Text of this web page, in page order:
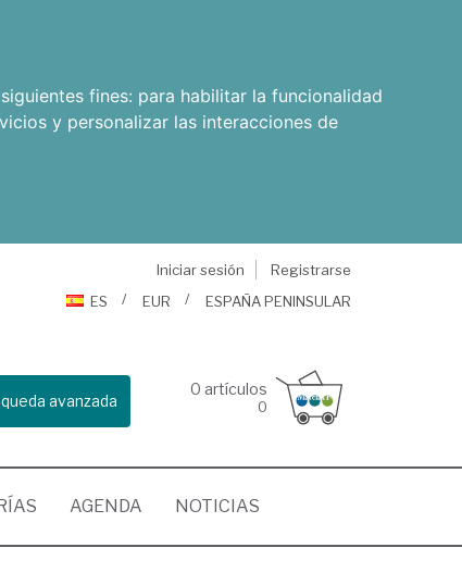
fines: para habilitar la funcionalidad
y personalizar las interacciones de
Iniciar sesión
Registrarse
ES
EUR ESPAÑA PENINSULAR
avanzada
0 artículos
0
AGENDA NOTICIAS